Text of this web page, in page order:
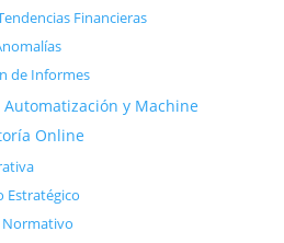
Financieras
de Informes
y Machine
Online
Estratégico